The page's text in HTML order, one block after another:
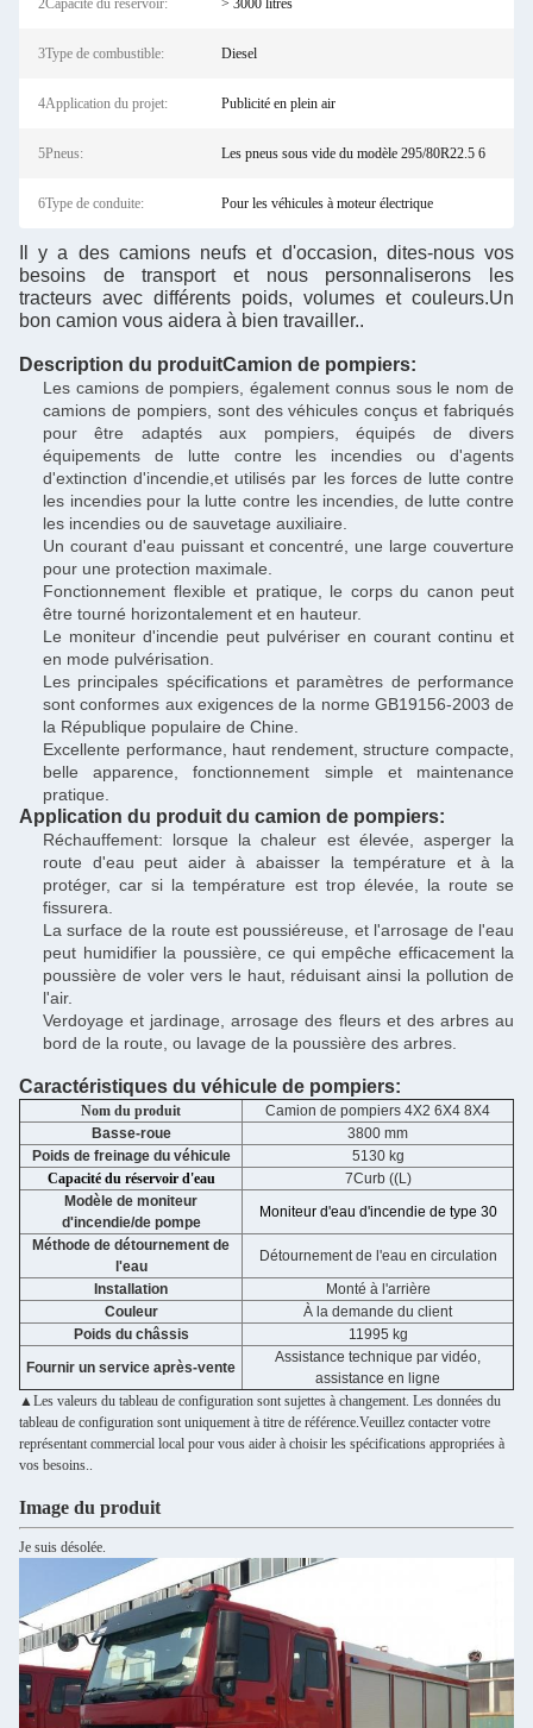
2Capacité du réservoir: > 3000 litres
3Type de combustible: Diesel
4Application du projet: Publicité en plein air
5Pneus: Les pneus sous vide du modèle 295/80R22.5 6
6Type de conduite: Pour les véhicules à moteur électrique
Il y a des camions neufs et d'occasion, dites-nous vos
besoins de transport et nous personnaliserons les
tracteurs avec différents poids, volumes et couleurs.Un
bon camion vous aidera à bien travailler..
Description du produitCamion de pompiers:
Les camions de pompiers, également connus sous le nom de
camions de pompiers, sont des véhicules conçus et fabriqués
pour être adaptés aux pompiers, équipés de divers
équipements de lutte contre les incendies ou d'agents
d'extinction d'incendie,et utilisés par les forces de lutte contre
les incendies pour la lutte contre les incendies, de lutte contre
les incendies ou de sauvetage auxiliaire.
Un courant d'eau puissant et concentré, une large couverture
pour une protection maximale.
Fonctionnement flexible et pratique, le corps du canon peut
être tourné horizontalement et en hauteur.
Le moniteur d'incendie peut pulvériser en courant continu et
en mode pulvérisation.
Les principales spécifications et paramètres de performance
sont conformes aux exigences de la norme GB19156-2003 de
la République populaire de Chine.
Excellente performance, haut rendement, structure compacte,
belle apparence, fonctionnement simple et maintenance
pratique.
Application du produit du camion de pompiers:
Réchauffement: lorsque la chaleur est élevée, asperger la
route d'eau peut aider à abaisser la température et à la
protéger, car si la température est trop élevée, la route se
fissurera.
La surface de la route est poussiéreuse, et l'arrosage de l'eau
peut humidifier la poussière, ce qui empêche efficacement la
poussière de voler vers le haut, réduisant ainsi la pollution de
l'air.
Verdoyage et jardinage, arrosage des fleurs et des arbres au
bord de la route, ou lavage de la poussière des arbres.
Caractéristiques du véhicule de pompiers:
Nom du produit
Camion de pompiers 4X2 6X4 8X4
Basse-roue
3800 mm
Poids de freinage du véhicule
5130 kg
Capacité du réservoir d'eau
7Curb ((L)
Modèle de moniteur
d'incendie/de pompe
Moniteur d'eau d'incendie de type 30
Méthode de détournement de
l'eau
Détournement de l'eau en circulation
Installation
Monté à l'arrière
Couleur
À la demande du client
Poids du châssis
11995 kg
Fournir un service après-vente
Assistance technique par vidéo,
assistance en ligne
▲Les valeurs du tableau de configuration sont sujettes à changement. Les données du
tableau de configuration sont uniquement à titre de référence.Veuillez contacter votre
représentant commercial local pour vous aider à choisir les spécifications appropriées à
vos besoins..
Image du produit
Je suis désolée.